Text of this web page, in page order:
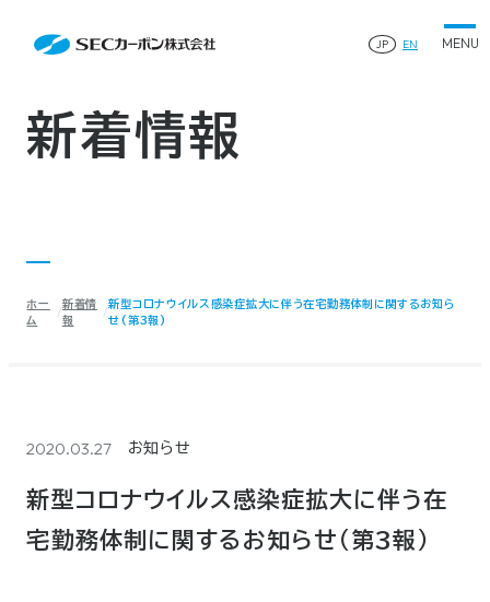
会社案内TOP
企業沿革
製品情報
ファインパウダー
アルミニウム製錬用カソードブロック SK-B
人造黒鉛電極
ものづくりの流れ(生産工程)
品質管理
工場について
IR情報
IR情報TOP
中長期経営計画
IRカレンダー
資料ダウンロード
サイトマッププライバシーポリシー
JP EN
News
新着情報
ホー
ム
新着情
報
新型コロナウイルス感染症拡大に伴う在宅勤務体制に関するお知ら
せ(第3報)
2020.03.27 お知らせ
新型コロナウイルス感染症拡大に伴う在
宅勤務体制に関するお知らせ(第3報)